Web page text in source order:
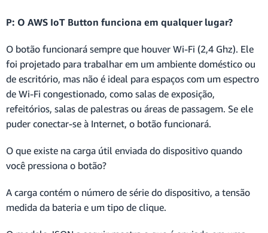
P: O AWS IoT Button funciona em qualquer lugar?
O botão funcionará sempre que houver Wi-Fi (2,4 Ghz). Ele
foi projetado para trabalhar em um ambiente doméstico ou
de escritório, mas não é ideal para espaços com um espectro
de Wi-Fi congestionado, como salas de exposição,
refeitórios, salas de palestras ou áreas de passagem. Se ele
puder conectar-se à Internet, o botão funcionará.
O que existe na carga útil enviada do dispositivo quando
você pressiona o botão?
A carga contém o número de série do dispositivo, a tensão
medida da bateria e um tipo de clique.